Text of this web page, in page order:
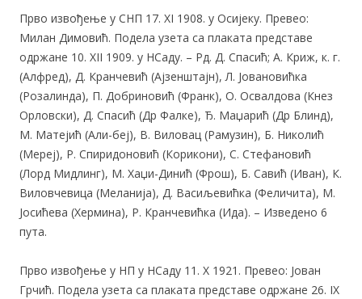
Прво извођење у СНП 17. XI 1908. у Осијеку. Превео:
Милан Димовић. Подела узета са плаката представе
одржане 10. XII 1909. у НСаду. – Рд. Д. Спасић; А. Криж, к. г.
(Алфред), Д. Кранчевић (Ајзенштајн), Л. Јовановићка
(Розалинда), П. Добриновић (Франк), О. Освалдова (Кнез
Орловски), Д. Спасић (Др Фалке), Ђ. Маџарић (Др Блинд),
М. Матејић (Али-беј), В. Виловац (Рамузин), Б. Николић
(Мереј), Р. Спиридоновић (Корикони), С. Стефановић
(Лорд Мидлинг), М. Хаџи-Динић (Фрош), Б. Савић (Иван), К.
Виловчевица (Меланија), Д. Васиљевићка (Феличита), М.
Јосићева (Хермина), Р. Кранчевићка (Ида). – Изведено 6
пута.
Прво извођење у НП у НСаду 11. X 1921. Превео: Јован
Грчић. Подела узета са плаката представе одржане 26. IX